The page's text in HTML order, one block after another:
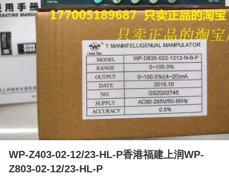
WP-Z403-02-12/23-HL-P香港福建上润WP-
Z803-02-12/23-HL-P